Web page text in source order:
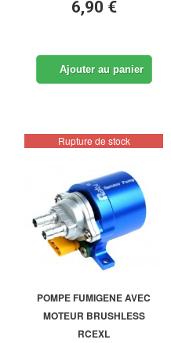
6,90 €
Ajouter au panier
Rupture de stock
POMPE FUMIGENE AVEC
MOTEUR BRUSHLESS
RCEXL